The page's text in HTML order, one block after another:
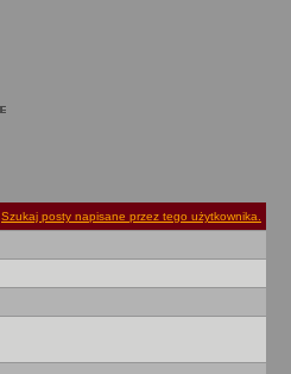
Szukaj posty napisane przez tego użytkownika.